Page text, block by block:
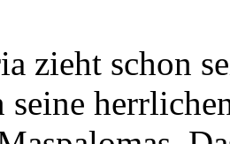
zieht schon
seine